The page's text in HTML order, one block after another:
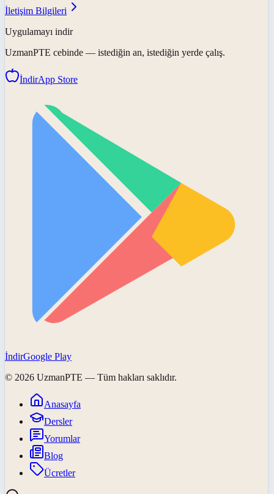
İletişim Bilgileri
Uygulamayı indir
UzmanPTE cebinde — istediğin an, istediğin yerde çalış.
İndirApp Store
İndirGoogle Play
© 2026 UzmanPTE — Tüm hakları saklıdır.
Anasayfa
Dersler
Yorumlar
Blog
Ücretler